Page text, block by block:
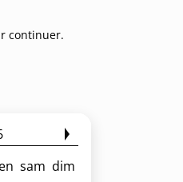
continuer.
sam dim